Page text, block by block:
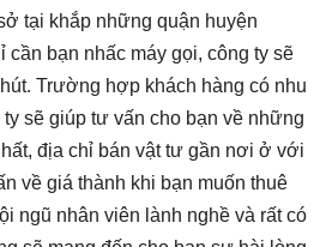
tại khắp những quận huyện
cần bạn nhấc máy gọi, công ty sẽ
. Trường hợp khách hàng có nhu
sẽ giúp tư vấn cho bạn về những
địa chỉ bán vật tư gần nơi ở với
về giá thành khi bạn muốn thuê
ngũ nhân viên lành nghề và rất có